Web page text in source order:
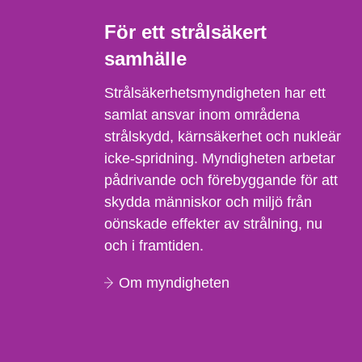
För ett strålsäkert
samhälle
Strålsäkerhetsmyndigheten har ett
samlat ansvar inom områdena
strålskydd, kärnsäkerhet och nukleär
icke-spridning. Myndigheten arbetar
pådrivande och förebyggande för att
skydda människor och miljö från
oönskade effekter av strålning, nu
och i framtiden.
Om myndigheten